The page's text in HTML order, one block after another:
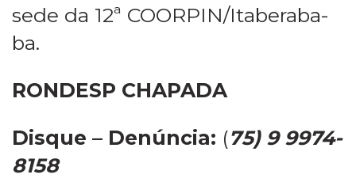
sede da 12ª COORPIN/Itaberaba-
ba.
RONDESP CHAPADA
Disque – Denúncia: (75) 9 9974-
8158